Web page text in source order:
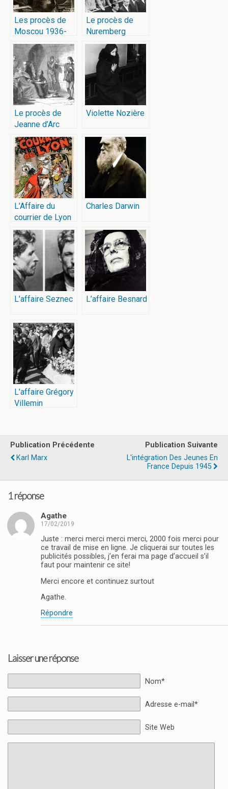
Les procès de
Moscou 1936-
1938
Le procès de
Nuremberg
Le procès de
Jeanne d’Arc
Violette Nozière
L’Affaire du
courrier de Lyon
Charles Darwin
L’affaire Seznec L’affaire Besnard
L’affaire Grégory
Villemin
Publication Précédente
Karl Marx
Publication Suivante
L'intégration Des Jeunes En
France Depuis 1945
1 réponse
Agathe
17/02/2019
Juste : merci merci merci merci, 2000 fois merci pour
ce travail de mise en ligne. Je cliquerai sur toutes les
publicités possibles, j’en ferai ma page d’accueil s’il
faut pour maintenir ce site!
Merci encore et continuez surtout
Agathe.
Répondre
Laisser une réponse
Nom*
Adresse e-mail*
Site Web